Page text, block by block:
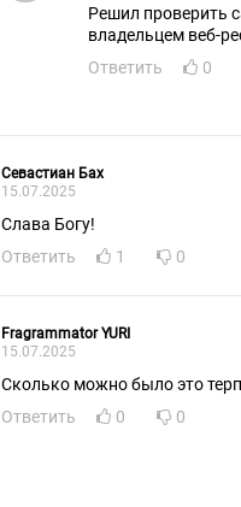
Решил проверить
владельцем веб-
Ответить
0
Севастиан Бах
15.07.2025
Слава Богу!
Ответить
1 0
Fragrammator YURI
15.07.2025
Сколько можно было это
Ответить
0 0